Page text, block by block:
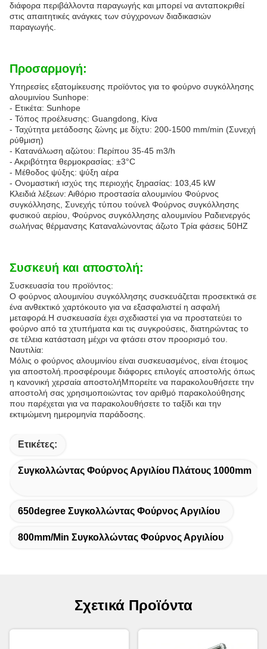
διάφορα περιβάλλοντα παραγωγής και μπορεί να ανταποκριθεί
στις απαιτητικές ανάγκες των σύγχρονων διαδικασιών
παραγωγής.
Προσαρμογή:
Υπηρεσίες εξατομίκευσης προϊόντος για το φούρνο συγκόλλησης
αλουμινίου Sunhope:
- Ετικέτα: Sunhope
- Τόπος προέλευσης: Guangdong, Κίνα
- Ταχύτητα μετάδοσης ζώνης με δίχτυ: 200-1500 mm/min (Συνεχή
ρύθμιση)
- Κατανάλωση αζώτου: Περίπου 35-45 m3/h
- Ακριβότητα θερμοκρασίας: ±3°C
- Μέθοδος ψύξης: ψύξη αέρα
- Ονομαστική ισχύς της περιοχής ξηρασίας: 103,45 kW
Κλειδιά λέξεων: Αιθόριο προστασία αλουμινίου Φούρνος
συγκόλλησης, Συνεχής τύπου τούνελ Φούρνος συγκόλλησης
φυσικού αερίου, Φούρνος συγκόλλησης αλουμινίου Ραδιενεργός
σωλήνας θέρμανσης Καταναλώνοντας άζωτο Τρία φάσεις 50HZ
Συσκευή και αποστολή:
Συσκευασία του προϊόντος:
Ο φούρνος αλουμινίου συγκόλλησης συσκευάζεται προσεκτικά σε
ένα ανθεκτικό χαρτόκουτο για να εξασφαλιστεί η ασφαλή
μεταφορά.Η συσκευασία έχει σχεδιαστεί για να προστατεύει το
φούρνο από τα χτυπήματα και τις συγκρούσεις, διατηρώντας το
σε τέλεια κατάσταση μέχρι να φτάσει στον προορισμό του.
Ναυτιλία:
Μόλις ο φούρνος αλουμινίου είναι συσκευασμένος, είναι έτοιμος
για αποστολή.προσφέρουμε διάφορες επιλογές αποστολής όπως
η κανονική χερσαία αποστολήΜπορείτε να παρακολουθήσετε την
αποστολή σας χρησιμοποιώντας τον αριθμό παρακολούθησης
που παρέχεται για να παρακολουθήσετε το ταξίδι και την
εκτιμώμενη ημερομηνία παράδοσης.
Ετικέτες:
Συγκολλώντας Φούρνος Αργιλίου Πλάτους 1000mm
650degree Συγκολλώντας Φούρνος Αργιλίου
800mm/Min Συγκολλώντας Φούρνος Αργιλίου
Σχετικά Προϊόντα